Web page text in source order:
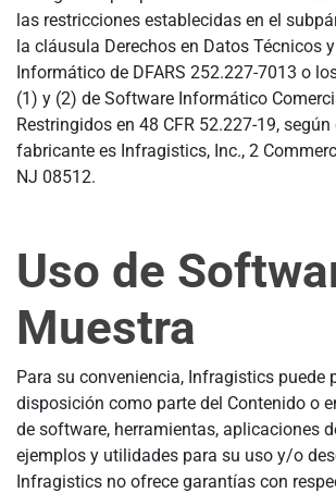
las restricciones establecidas en el
la cláusula Derechos en Datos Técnicos
Informático de DFARS 252.227-7013 o
(1) y (2) de Software Informático
Restringidos en 48 CFR 52.227-19,
fabricante es Infragistics, Inc., 2
NJ 08512.
Uso de
Muestra
Para su conveniencia, Infragistics puede
disposición como parte del Contenido o
de software, herramientas, aplicaciones
ejemplos y utilidades para su uso y/o
Infragistics no ofrece garantías con